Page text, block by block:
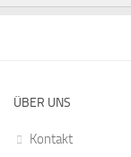
ÜBER UNS
Kontakt